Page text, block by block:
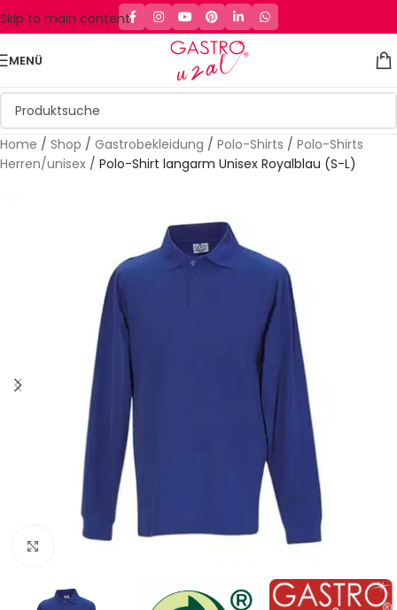
Skip to main content
MENÜ
Home / Shop / Gastrobekleidung / Polo-Shirts / Polo-Shirts
Herren/unisex / Polo-Shirt langarm Unisex Royalblau (S-L)
Klick zum Vergrößern